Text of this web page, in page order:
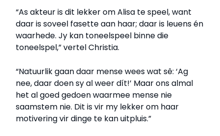
“As akteur is dit lekker om Alisa te speel, want
daar is soveel fasette aan haar; daar is leuens én
waarhede. Jy kan toneelspeel binne die
toneelspel,” vertel Christia.
“Natuurlik gaan daar mense wees wat sê: ‘Ag
nee, daar doen sy al weer dít!’ Maar ons almal
het al goed gedoen waarmee mense nie
saamstem nie. Dit is vir my lekker om haar
motivering vir dinge te kan uitpluis.”